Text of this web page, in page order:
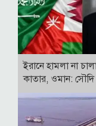
ইরানে হামলা না
কাতার, ওমান: সৌদি